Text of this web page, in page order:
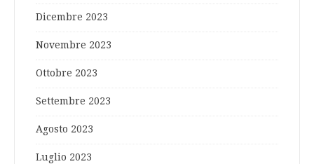
Dicembre 2023
Novembre 2023
Ottobre 2023
Settembre 2023
Agosto 2023
Luglio 2023